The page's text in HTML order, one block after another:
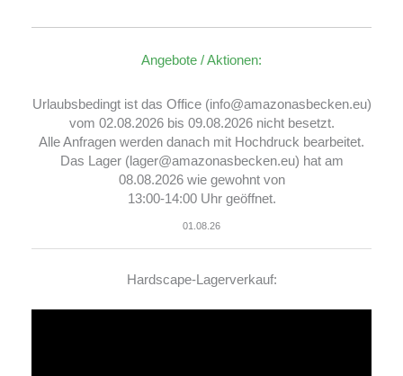
Angebote / Aktionen:
Urlaubsbedingt ist das Office (info@amazonasbecken.eu)
vom 02.08.2026 bis 09.08.2026 nicht besetzt.
Alle Anfragen werden danach mit Hochdruck bearbeitet.
Das Lager (lager@amazonasbecken.eu) hat am
08.08.2026 wie gewohnt von
13:00-14:00 Uhr geöffnet.
01.08.26
Hardscape-Lagerverkauf: